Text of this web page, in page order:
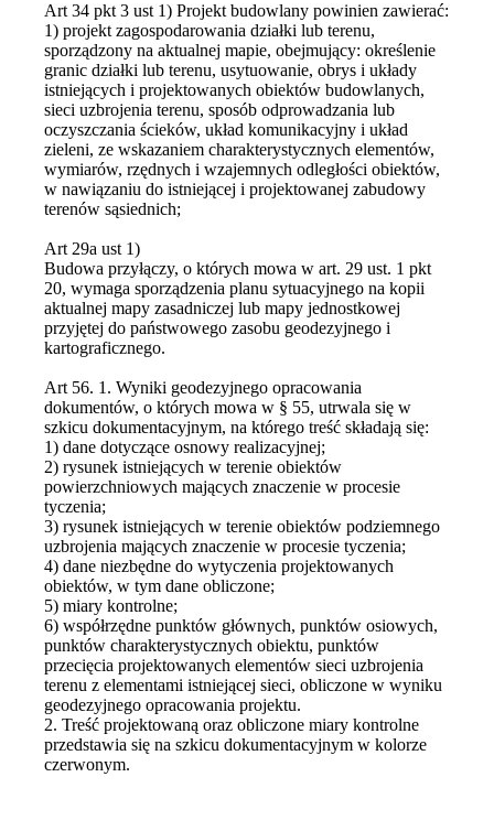
Art 34 pkt 3 ust 1) Projekt budowlany powinien zawierać:
1) projekt zagospodarowania działki lub terenu,
sporządzony na aktualnej mapie, obejmujący: określenie
granic działki lub terenu, usytuowanie, obrys i układy
istniejących i projektowanych obiektów budowlanych,
sieci uzbrojenia terenu, sposób odprowadzania lub
oczyszczania ścieków, układ komunikacyjny i układ
zieleni, ze wskazaniem charakterystycznych elementów,
wymiarów, rzędnych i wzajemnych odległości obiektów,
w nawiązaniu do istniejącej i projektowanej zabudowy
terenów sąsiednich;
Art 29a ust 1)
Budowa przyłączy, o których mowa w art. 29 ust. 1 pkt
20, wymaga sporządzenia planu sytuacyjnego na kopii
aktualnej mapy zasadniczej lub mapy jednostkowej
przyjętej do państwowego zasobu geodezyjnego i
kartograficznego.
Art 56. 1. Wyniki geodezyjnego opracowania
dokumentów, o których mowa w § 55, utrwala się w
szkicu dokumentacyjnym, na którego treść składają się:
1) dane dotyczące osnowy realizacyjnej;
2) rysunek istniejących w terenie obiektów
powierzchniowych mających znaczenie w procesie
tyczenia;
3) rysunek istniejących w terenie obiektów podziemnego
uzbrojenia mających znaczenie w procesie tyczenia;
4) dane niezbędne do wytyczenia projektowanych
obiektów, w tym dane obliczone;
5) miary kontrolne;
6) współrzędne punktów głównych, punktów osiowych,
punktów charakterystycznych obiektu, punktów
przecięcia projektowanych elementów sieci uzbrojenia
terenu z elementami istniejącej sieci, obliczone w wyniku
geodezyjnego opracowania projektu.
2. Treść projektowaną oraz obliczone miary kontrolne
przedstawia się na szkicu dokumentacyjnym w kolorze
czerwonym.